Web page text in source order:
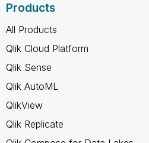
Products
All Products
Qlik Cloud Platform
Qlik Sense
Qlik AutoML
QlikView
Qlik Replicate